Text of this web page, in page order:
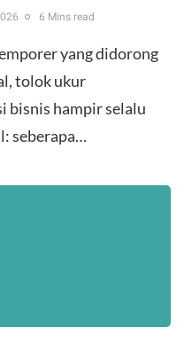
6 Mins read
yang didorong
tolok ukur
bisnis hampir selalu
seberapa…